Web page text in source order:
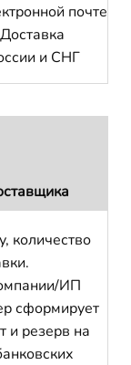
почте
и СНГ
количество
ИП
сформирует
и резерв на